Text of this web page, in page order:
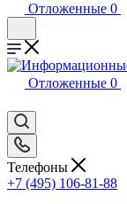
Отложенные 0
Отложенные 0
Телефоны
+7 (495) 106-81-88